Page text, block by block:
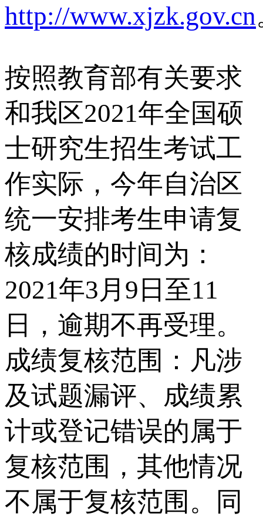
http://www.xjzk.gov.cn
按照教育部有关要求
和我区2021年全国硕
士研究生招生考试工
作实际，今年自治区
统一安排考生申请复
核成绩的时间为：
2021年3月9日至11
日，逾期不再受理。
成绩复核范围：凡涉
及试题漏评、成绩累
计或登记错误的属于
复核范围，其他情况
不属于复核范围。同